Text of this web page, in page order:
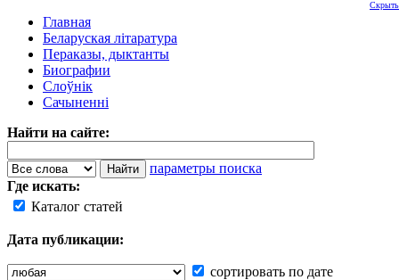
Главная
Беларуская літаратура
Пераказы, дыктанты
Биографии
Слоўнік
Сачыненні
Найти на сайте:
параметры поиска
Где искать:
Каталог статей
Дата публикации:
сортировать по дате
Скрыть